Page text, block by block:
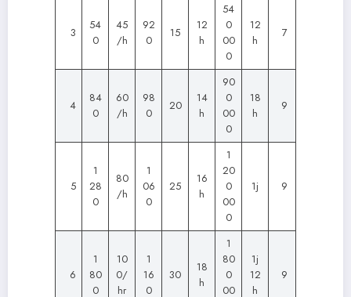
3
54
0
45
/h
92
0
15
12
h
54
0
00
0
12
h
7
4
84
0
60
/h
98
0
20
14
h
90
0
00
0
18
h
9
5
1
28
0
80
/h
1
06
0
25
16
h
1
20
0
00
0
1j 9
6
1
80
0
10
0/
hr
1
16
0
30
18
h
1
80
0
00
1j
12
h
9